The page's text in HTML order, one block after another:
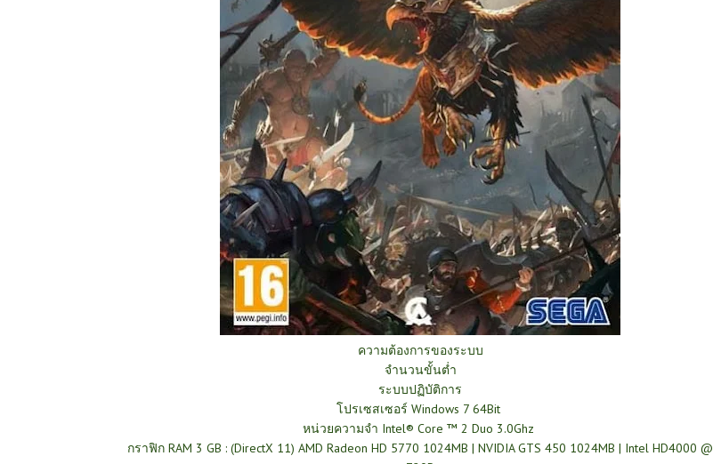
ความต้องการของระบบ
จำนวนขั้นต่ำ
ระบบปฏิบัติการ
โปรเซสเซอร์ Windows 7 64Bit
หน่วยความจำ Intel® Core ™ 2 Duo 3.0Ghz
กราฟิก RAM 3 GB : (DirectX 11) AMD Radeon HD 5770 1024MB | NVIDIA GTS 450 1024MB | Intel HD4000 @